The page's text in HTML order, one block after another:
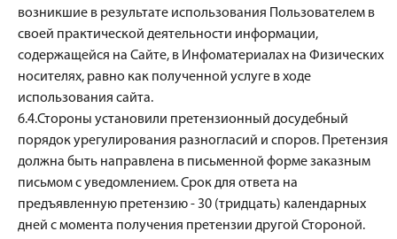
возникшие в результате использования Пользователем в
своей практической деятельности информации,
содержащейся на Сайте, в Инфоматериалах на Физических
носителях, равно как полученной услуге в ходе
использования сайта.
6.4.Стороны установили претензионный досудебный
порядок урегулирования разногласий и споров. Претензия
должна быть направлена в письменной форме заказным
письмом с уведомлением. Срок для ответа на
предъявленную претензию - 30 (тридцать) календарных
дней с момента получения претензии другой Стороной.